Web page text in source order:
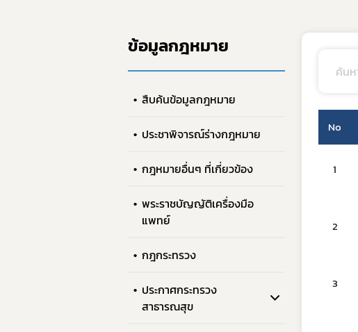
ข้อมูลกฎหมาย
สืบค้นข้อมูลกฎหมาย
ประชาพิจารณ์ร่างกฎหมาย
กฎหมายอื่นๆ ที่เกี่ยวข้อง
พระราชบัญญัติเครื่องมือ
แพทย์
กฎกระทรวง
ประกาศกระทรวง
สาธารณสุข
No
1
2
3